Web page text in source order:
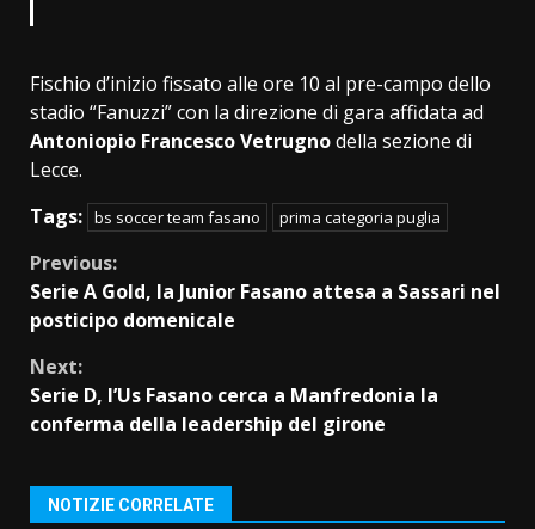
Fischio d’inizio fissato alle ore 10 al pre-campo dello
stadio “Fanuzzi” con la direzione di gara affidata ad
Antoniopio Francesco Vetrugnodella sezione di
Lecce.
Tags: bs soccer team fasano prima categoria puglia
Continue
Reading
Previous:
Serie A Gold, la Junior Fasano attesa a Sassari nel
posticipo domenicale
Next:
Serie D, l’Us Fasano cerca a Manfredonia la
conferma della leadership del girone
NOTIZIE CORRELATE